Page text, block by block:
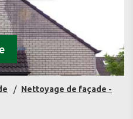
Nettoyage de façade -